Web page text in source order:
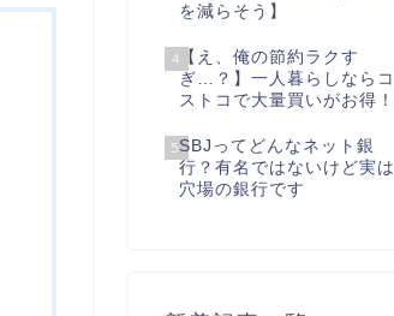
を減らそう】
4【え、俺の節約ラクす
ぎ…？】一人暮らしならコ
ストコで大量買いがお得！
5SBJってどんなネット銀
行？有名ではないけど実は
穴場の銀行です